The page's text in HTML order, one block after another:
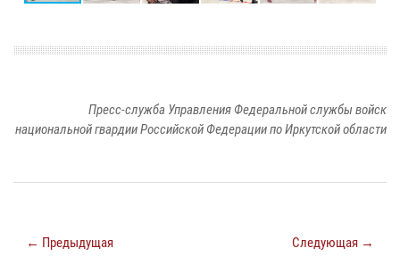
Пресс-служба Управления Федеральной службы войск
национальной гвардии Российской Федерации по Иркутской области
← Предыдущая Следующая →